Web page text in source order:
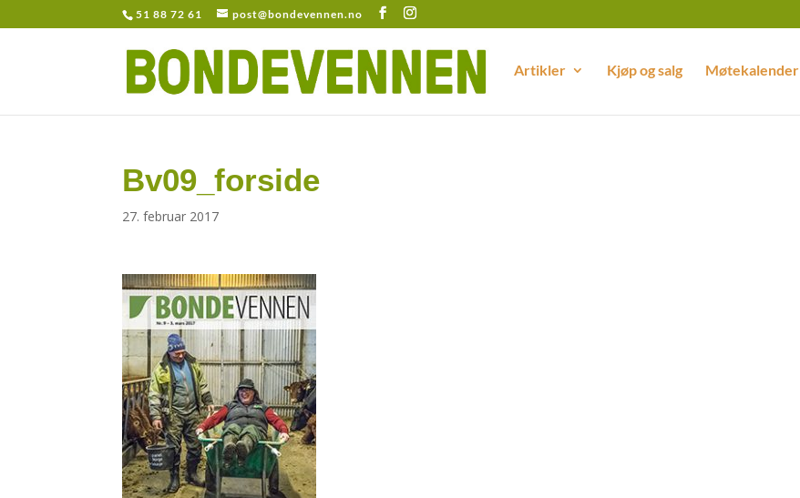
51 88 72 61 post@bondevennen.no
Artikler Kjøp og salg Møtekalender
Bv09_forside
27. februar 2017